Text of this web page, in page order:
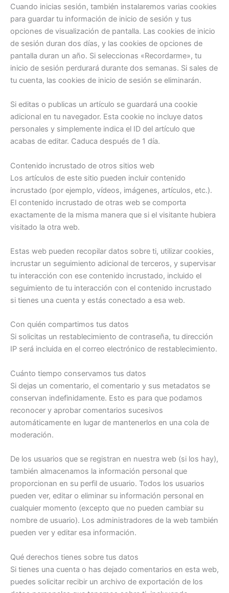
Cuando inicias sesión, también instalaremos varias cookies
para guardar tu información de inicio de sesión y tus
opciones de visualización de pantalla. Las cookies de inicio
de sesión duran dos días, y las cookies de opciones de
pantalla duran un año. Si seleccionas «Recordarme», tu
inicio de sesión perdurará durante dos semanas. Si sales de
tu cuenta, las cookies de inicio de sesión se eliminarán.
Si editas o publicas un artículo se guardará una cookie
adicional en tu navegador. Esta cookie no incluye datos
personales y simplemente indica el ID del artículo que
acabas de editar. Caduca después de 1 día.
Contenido incrustado de otros sitios web
Los artículos de este sitio pueden incluir contenido
incrustado (por ejemplo, vídeos, imágenes, artículos, etc.).
El contenido incrustado de otras web se comporta
exactamente de la misma manera que si el visitante hubiera
visitado la otra web.
Estas web pueden recopilar datos sobre ti, utilizar cookies,
incrustar un seguimiento adicional de terceros, y supervisar
tu interacción con ese contenido incrustado, incluido el
seguimiento de tu interacción con el contenido incrustado
si tienes una cuenta y estás conectado a esa web.
Con quién compartimos tus datos
Si solicitas un restablecimiento de contraseña, tu dirección
IP será incluida en el correo electrónico de restablecimiento.
Cuánto tiempo conservamos tus datos
Si dejas un comentario, el comentario y sus metadatos se
conservan indefinidamente. Esto es para que podamos
reconocer y aprobar comentarios sucesivos
automáticamente en lugar de mantenerlos en una cola de
moderación.
De los usuarios que se registran en nuestra web (si los hay),
también almacenamos la información personal que
proporcionan en su perfil de usuario. Todos los usuarios
pueden ver, editar o eliminar su información personal en
cualquier momento (excepto que no pueden cambiar su
nombre de usuario). Los administradores de la web también
pueden ver y editar esa información.
Qué derechos tienes sobre tus datos
Si tienes una cuenta o has dejado comentarios en esta web,
puedes solicitar recibir un archivo de exportación de los